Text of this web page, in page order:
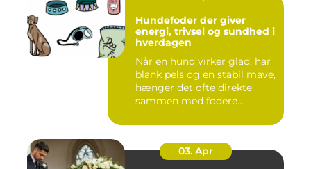
Hundefoder der giver
energi, trivsel og sundhed i
hverdagen
Når en hund virker glad, har
blank pels og en stabil mave,
hænger det ofte direkte
sammen med fodere...
03. Apr